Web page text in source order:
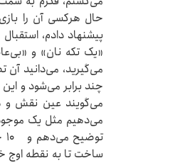
حال هرکسی آن را
پیشنهاد دادم،
«یک تکه نان» و
می‌گیرید، می‌دانید
چند برابر می‌شود و
می‌گویند عین نقش و
می‌دهیم مثل یک
ساخت تا به نقطه اوج